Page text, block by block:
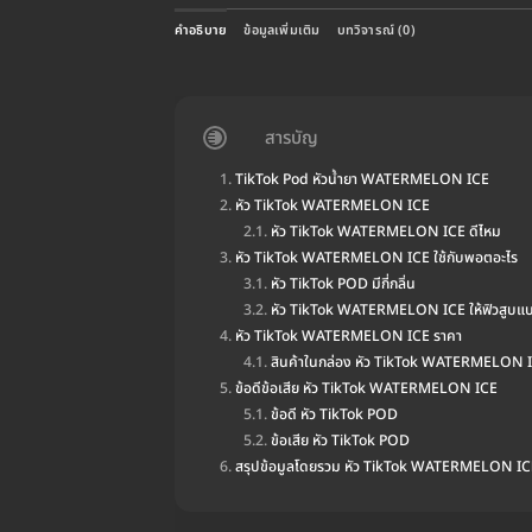
คำอธิบาย ข้อมูลเพิ่มเติม บทวิจารณ์ (0)
สารบัญ
TikTok Pod หัวน้ำยา WATERMELON ICE
หัว TikTok WATERMELON ICE
หัว TikTok WATERMELON ICE ดีไหม
หัว TikTok WATERMELON ICE ใช้กับพอตอะไร
หัว TikTok POD มีกี่กลิ่น
หัว TikTok WATERMELON ICE ให้ฟิวสูบ
หัว TikTok WATERMELON ICE ราคา
สินค้าในกล่อง หัว TikTok WATERMELON
ข้อดีข้อเสีย หัว TikTok WATERMELON ICE
ข้อดี หัว TikTok POD
ข้อเสีย หัว TikTok POD
สรุปข้อมูลโดยรวม หัว TikTok WATERMELON